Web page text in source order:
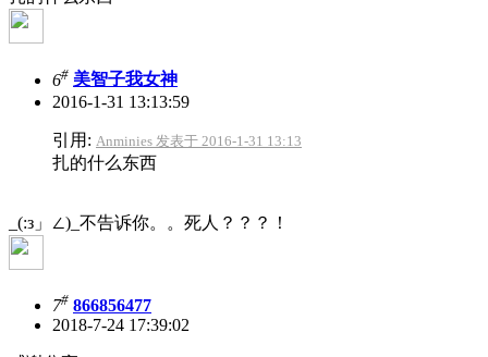
6# 美智子我女神
2016-1-31 13:13:59
引用: Anminies 发表于 2016-1-31 13:13
扎的什么东西
_(:з」∠)_不告诉你。。死人？？？！
7# 866856477
2018-7-24 17:39:02